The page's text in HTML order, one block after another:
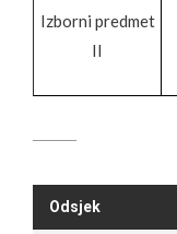
Izborni predmet
II
Odsjek